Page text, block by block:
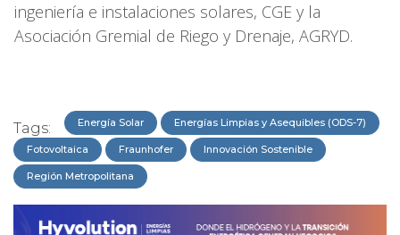
ingeniería e instalaciones solares, CGE y la
Asociación Gremial de Riego y Drenaje, AGRYD.
Tags: Energía Solar Energías Limpias y Asequibles (ODS-7)
Fotovoltaica Fraunhofer Innovación Sostenible
Región Metropolitana